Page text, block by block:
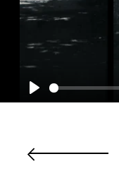
Play